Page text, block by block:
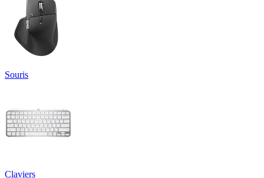
Souris
Claviers